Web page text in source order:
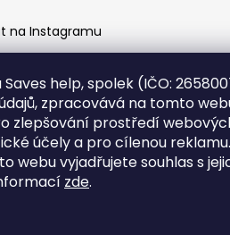
help, spolek (IČO:
zpracovává na tomto
zlepšování prostředí
účely a pro cílenou
webu vyjadřujete souhlas s
zde.
na Instagramu